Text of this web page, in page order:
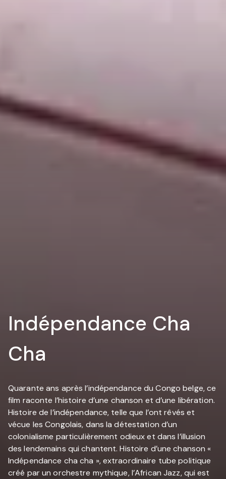
Indépendance Cha
Cha
Quarante ans après l’indépendance du Congo belge, ce
film raconte l’histoire d’une chanson et d’une libération.
Histoire de l’indépendance, telle que l’ont rêvés et
vécue les Congolais, dans la détestation d’un
colonialisme particulièrement odieux et dans l’illusion
des lendemains qui chantent. Histoire d’une chanson «
Indépendance cha cha », extraordinaire tube politique
créé par un orchestre mythique, l’African Jazz, qui est